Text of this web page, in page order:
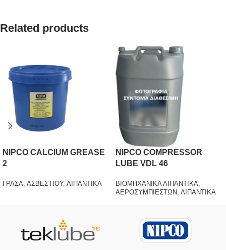
Related products
NIPCO CALCIUM GREASE
2
ΓΡΑΣΑ, ΑΣΒΕΣΤΙΟΥ, ΛΙΠΑΝΤΙΚΑ
NIPCO COMPRESSOR
LUBE VDL 46
ΒΙΟΜΗΧΑΝΙΚΑ ΛΙΠΑΝΤΙΚΑ,
ΑΕΡΟΣΥΜΠΙΕΣΤΩΝ, ΛΙΠΑΝΤΙΚΑ